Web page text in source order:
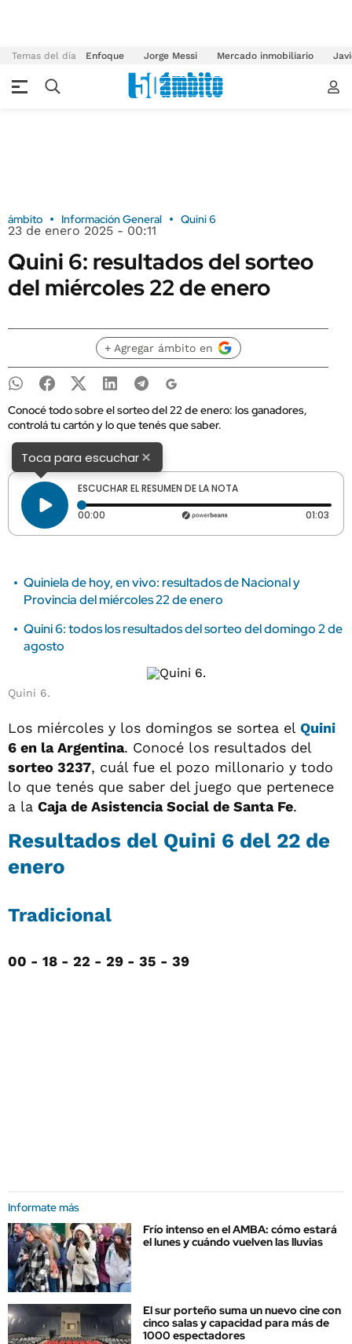
Temas del día Enfoque Jorge Messi Mercado inmobiliario
ámbito Información General Quini 6
23 de enero 2025 - 00:11
Quini 6: resultados del sorteo
del miércoles 22 de enero
+ Agregar ámbito en
Conocé todo sobre el sorteo del 22 de enero: los ganadores,
controlá tu cartón y lo que tenés que saber.
Toca para escuchar×
ESCUCHAR EL RESUMEN DE LA NOTA
00:00 Tiempo transcurrido: 0 segundos 01:03
Quiniela de hoy, en vivo: resultados de Nacional y
Provincia del miércoles 22 de enero
Quini 6: todos los resultados del sorteo del domingo 2 de
agosto
Quini 6.
Los miércoles y los domingos se sortea el Quini
6 en la Argentina. Conocé los resultados del
sorteo 3237, cuál fue el pozo millonario y todo
lo que tenés que saber del juego que pertenece
a la Caja de Asistencia Social de Santa Fe.
Resultados del Quini 6 del 22 de
enero
Tradicional
00 - 18 - 22 - 29 - 35 - 39
Informate más
Frío intenso en el AMBA: cómo estará
el lunes y cuándo vuelven las lluvias
El sur porteño suma un nuevo cine con
cinco salas y capacidad para más de
1000 espectadores